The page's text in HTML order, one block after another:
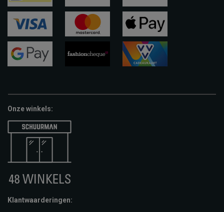
ideal paypal riverty
visa
apple-
pay
Onze winkels:
Klantwaarderingen: